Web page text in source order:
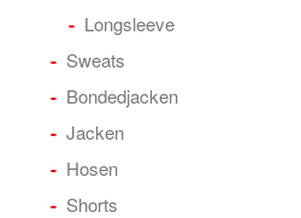
Longsleeve
Sweats
Bondedjacken
Jacken
Hosen
Shorts